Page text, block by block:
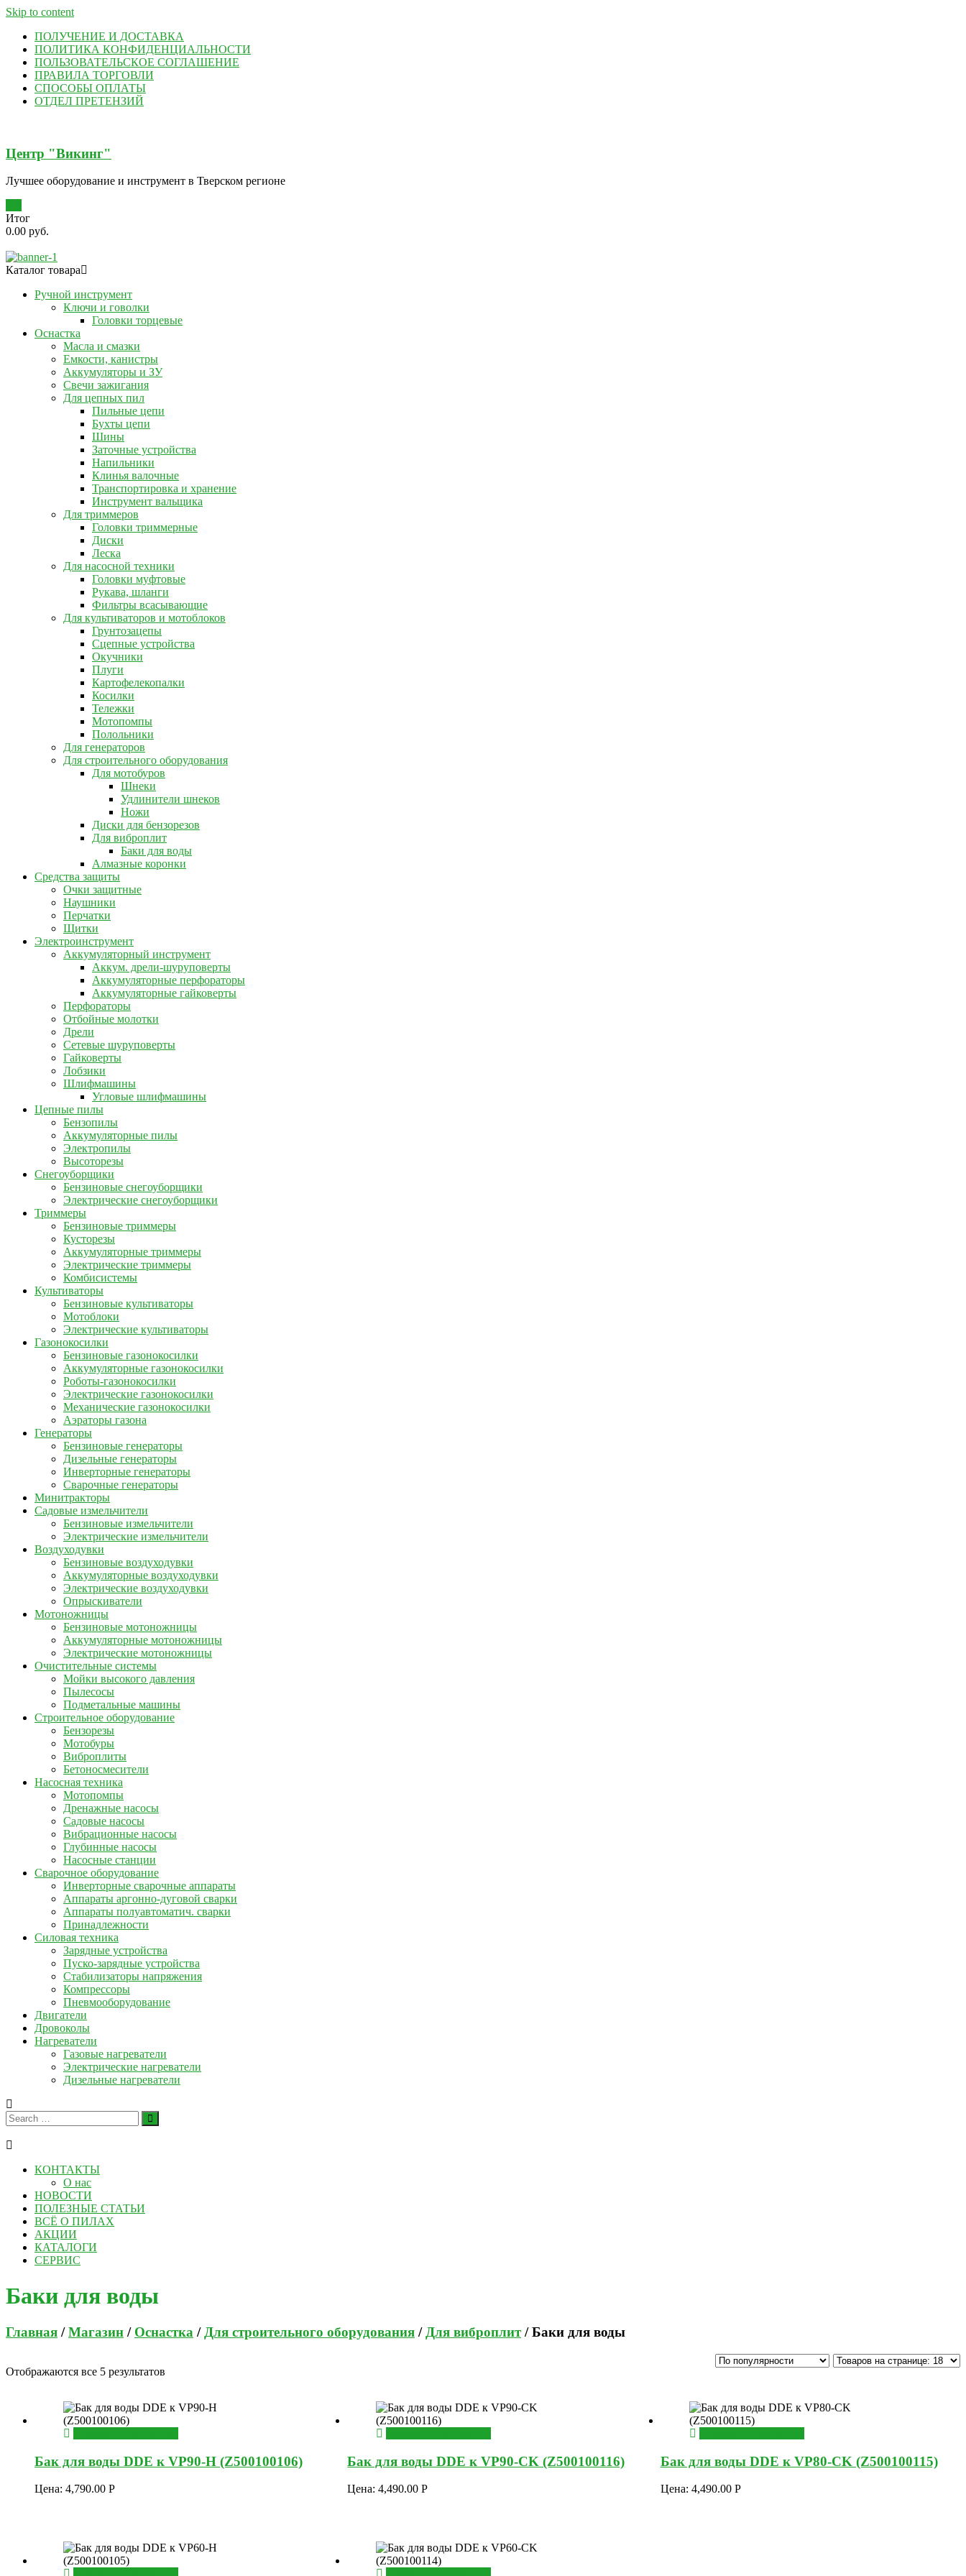
Skip to content
ПОЛУЧЕНИЕ И ДОСТАВКА
ПОЛИТИКА КОНФИДЕНЦИАЛЬНОСТИ
ПОЛЬЗОВАТЕЛЬСКОЕ СОГЛАШЕНИЕ
ПРАВИЛА ТОРГОВЛИ
СПОСОБЫ ОПЛАТЫ
ОТДЕЛ ПРЕТЕНЗИЙ
Центр "Викинг"
Лучшее оборудование и инструмент в Тверском регионе
Итог
0.00 руб.
Каталог товара
Ручной инструмент
Ключи и говолки
Головки торцевые
Оснастка
Масла и смазки
Емкости, канистры
Аккумуляторы и ЗУ
Свечи зажигания
Для цепных пил
Пильные цепи
Бухты цепи
Шины
Заточные устройства
Напильники
Клинья валочные
Транспортировка и хранение
Инструмент вальщика
Для триммеров
Головки триммерные
Диски
Леска
Для насосной техники
Головки муфтовые
Рукава, шланги
Фильтры всасывающие
Для культиваторов и мотоблоков
Грунтозацепы
Сцепные устройства
Окучники
Плуги
Картофелекопалки
Косилки
Тележки
Мотопомпы
Полольники
Для генераторов
Для строительного оборудования
Для мотобуров
Шнеки
Удлинители шнеков
Ножи
Диски для бензорезов
Для виброплит
Баки для воды
Алмазные коронки
Средства защиты
Очки защитные
Наушники
Перчатки
Щитки
Электроинструмент
Аккумуляторный инструмент
Аккум. дрели-шуруповерты
Аккумуляторные перфораторы
Аккумуляторные гайковерты
Перфораторы
Отбойные молотки
Дрели
Сетевые шуруповерты
Гайковерты
Лобзики
Шлифмашины
Угловые шлифмашины
Цепные пилы
Бензопилы
Аккумуляторные пилы
Электропилы
Высоторезы
Снегоуборщики
Бензиновые снегоуборщики
Электрические снегоуборщики
Триммеры
Бензиновые триммеры
Кусторезы
Аккумуляторные триммеры
Электрические триммеры
Комбисистемы
Культиваторы
Бензиновые культиваторы
Мотоблоки
Электрические культиваторы
Газонокосилки
Бензиновые газонокосилки
Аккумуляторные газонокосилки
Роботы-газонокосилки
Электрические газонокосилки
Механические газонокосилки
Аэраторы газона
Генераторы
Бензиновые генераторы
Дизельные генераторы
Инверторные генераторы
Сварочные генераторы
Минитракторы
Садовые измельчители
Бензиновые измельчители
Электрические измельчители
Воздуходувки
Бензиновые воздуходувки
Аккумуляторные воздуходувки
Электрические воздуходувки
Опрыскиватели
Мотоножницы
Бензиновые мотоножницы
Аккумуляторные мотоножницы
Электрические мотоножницы
Очистительные системы
Мойки высокого давления
Пылесосы
Подметальные машины
Строительное оборудование
Бензорезы
Мотобуры
Виброплиты
Бетоносмесители
Насосная техника
Мотопомпы
Дренажные насосы
Садовые насосы
Вибрационные насосы
Глубинные насосы
Насосные станции
Сварочное оборудование
Инверторные сварочные аппараты
Аппараты аргонно-дуговой сварки
Аппараты полуавтоматич. сварки
Принадлежности
Силовая техника
Зарядные устройства
Пуско-зарядные устройства
Стабилизаторы напряжения
Компрессоры
Пневмооборудование
Двигатели
Дровоколы
Нагреватели
Газовые нагреватели
Электрические нагреватели
Дизельные нагреватели
КОНТАКТЫ
О нас
НОВОСТИ
ПОЛЕЗНЫЕ СТАТЬИ
ВСЁ О ПИЛАХ
АКЦИИ
КАТАЛОГИ
СЕРВИС
Баки для воды
Главная /Магазин / Оснастка /Для строительного оборудования /Для виброплит / Баки для воды
Отображаются все 5 результатов
Бак для воды DDE к VP90-H (Z500100106)
Цена: 4,790.00 Р
Бак для воды DDE к VP90-CK (Z500100116)
Цена:4,490.00Р
Бак для воды DDE к VP80-CK (Z500100115)
Цена: 4,490.00 Р